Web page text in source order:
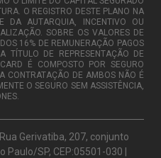
O REGISTRO DESTE PLANO NA
DA AUTARQUIA, INCENTIVO OU
SOBRE OS VALORES DE
16% DE REMUNERAÇÃO PAGOS
TÍTULO DE REPRESENTAÇÃO DE
É COMPOSTO POR SEGURO
CONTRATAÇÃO DE AMBOS NÃO É
O SEGURO SEM ASSISTÊNCIA,
Gerivatiba, 207, conjunto
Paulo/SP, CEP:05501-030 |